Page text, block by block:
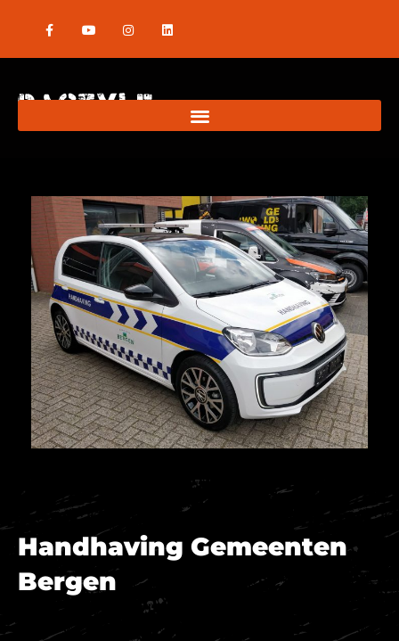
Handhaving Gemeenten
Bergen